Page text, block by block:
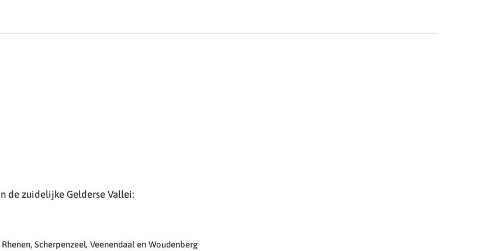
de zuidelijke Gelderse Vallei:
Scherpenzeel, Veenendaal en Woudenberg